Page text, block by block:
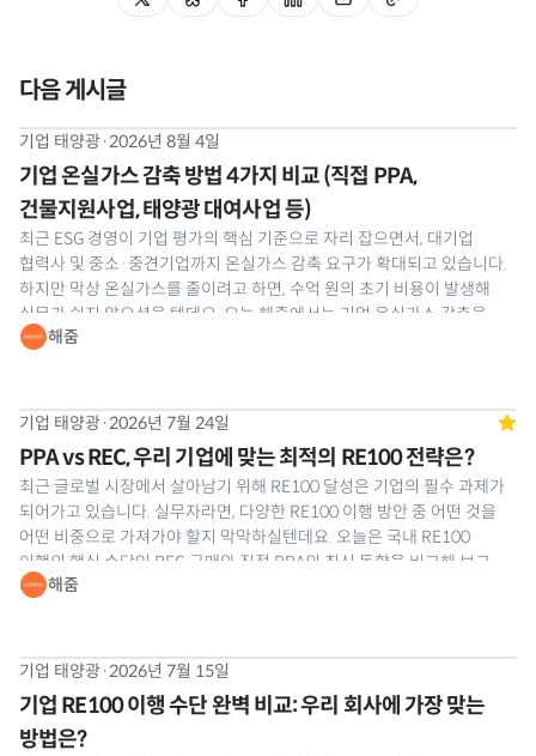
다음 게시글
기업 태양광·2026년 8월 4일
기업 온실가스 감축 방법 4가지 비교 (직접 PPA,
건물지원사업, 태양광 대여사업 등)
최근 ESG 경영이 기업 평가의 핵심 기준으로 자리 잡으면서, 대기업
협력사 및 중소·중견기업까지 온실가스 감축 요구가 확대되고 있습니다.
하지만 막상 온실가스를 줄이려고 하면, 수억 원의 초기 비용이 발생해
실무가 쉽지 않으셨을 텐데요. 오늘 해줌에서는 기업 온실가스 감축을
위한 대표적인 4가지 수단의 장단점을 비교하고, 초기 투자비 0원으로
해줌
기업 태양광·2026년 7월 24일 추천
PPA vs REC, 우리 기업에 맞는 최적의 RE100 전략은?
최근 글로벌 시장에서 살아남기 위해 RE100 달성은 기업의 필수 과제가
되어가고 있습니다. 실무자라면, 다양한 RE100 이행 방안 중 어떤 것을
어떤 비중으로 가져가야 할지 막막하실텐데요. 오늘은 국내 RE100
이행의 핵심 수단인 REC 구매와 직접 PPA의 최신 동향을 비교해 보고,
우리 회사 맞춤형 전략 수립 방법까지 정리해 드리겠습니다. ⚡REC구매 ·
해줌
기업 태양광·2026년 7월 15일
기업 RE100 이행 수단 완벽 비교: 우리 회사에 가장 맞는
방법은?